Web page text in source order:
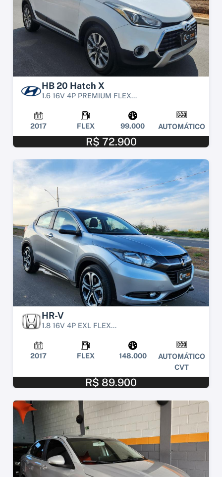
HB 20 Hatch X
1.6 16V 4P PREMIUM FLEX...
2017 FLEX 99.000 AUTOMÁTICO
R$ 72.900
HR-V
1.8 16V 4P EXL FLEX...
2017 FLEX 148.000
AUTOMÁTICO
CVT
R$ 89.900